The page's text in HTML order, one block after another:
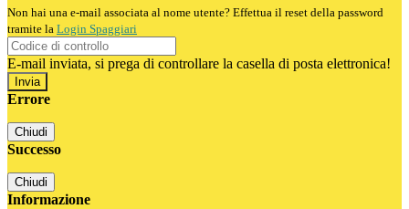
Non hai una e-mail associata al nome utente? Effettua il reset della password
tramite la Login Spaggiari
E-mail inviata, si prega di controllare la casella di posta elettronica!
Errore
Chiudi
Successo
Chiudi
Informazione